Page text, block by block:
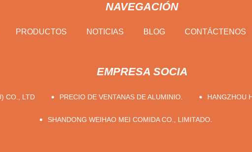
NAVEGACIÓN
PRODUCTOS NOTICIAS BLOG CONTÁCTENOS
EMPRESA SOCIA
CO., LTD PRECIO DE VENTANAS DE ALUMINIO. HANGZHOU
SHANDONG WEIHAO MEI COMIDA CO., LIMITADO.